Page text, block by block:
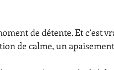
de détente. Et c’est
de calme, un